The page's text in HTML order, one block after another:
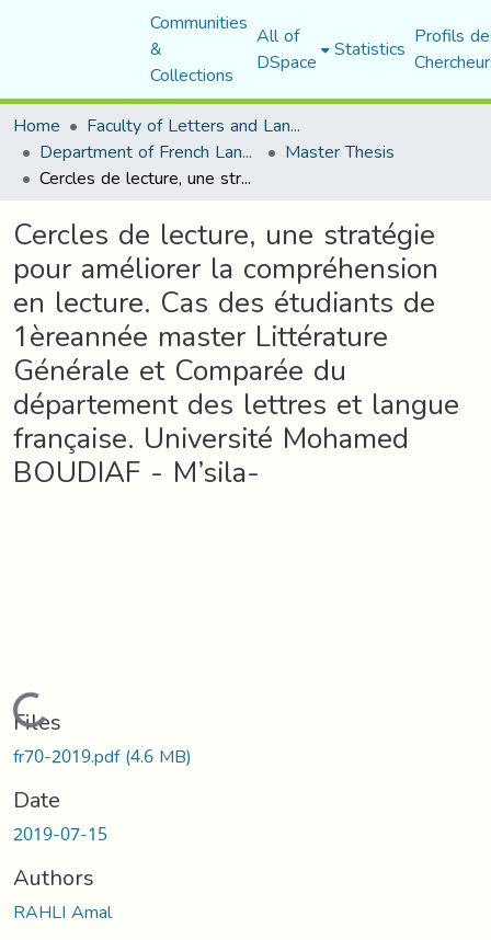
Communities
&
Collections
All of
DSpace Statistics Profils
Home
Faculty of Letters and Languages
Department of French Language and Literature Master Thesis
Cercles de lecture, une stratégie pour améliorer la compréhension en lecture. Cas des étudiants de 1èreannée master Littérature Générale et Comparée du département des lettres et langue française. Université Mohamed BOUDIAF - M’sila-
Cercles de lecture, une stratégie
pour améliorer la compréhension
en lecture. Cas des étudiants de
1èreannée master Littérature
Générale et Comparée du
département des lettres et langue
française. Université Mohamed
BOUDIAF - M’sila-
Loading...
Files
fr70-2019.pdf(4.6 MB)
Date
2019-07-15
Authors
RAHLI Amal